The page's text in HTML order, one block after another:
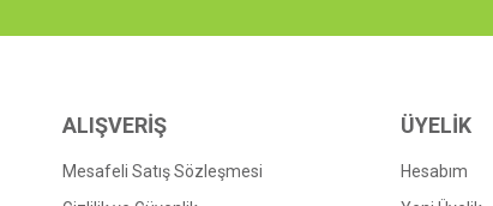
ALIŞVERİŞ
Mesafeli Satış Sözleşmesi
ÜYELİK
Hesabım